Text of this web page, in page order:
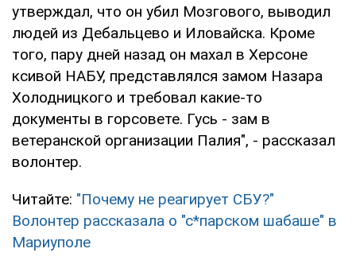
утверждал, что он убил Мозгового, выводил
людей из Дебальцево и Иловайска. Кроме
того, пару дней назад он махал в Херсоне
ксивой НАБУ, представлялся замом Назара
Холодницкого и требовал какие-то
документы в горсовете. Гусь - зам в
ветеранской организации Палия", - рассказал
волонтер.
Читайте: "Почему не реагирует СБУ?"
Волонтер рассказала о "с*парском шабаше" в
Мариуполе